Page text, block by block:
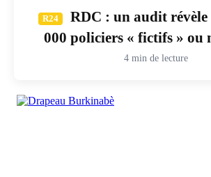
R24
RDC : un audit révèle
000 policiers « fictifs » ou
4 min de lecture